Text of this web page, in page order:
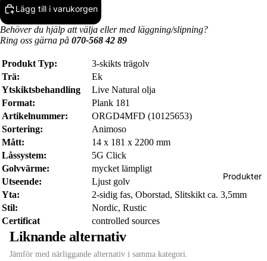
Produkter
Lägg till i varukorgen
Behöver du hjälp att välja eller med läggning/slipning?
Ring oss gärna på 070-568 42 89
Produkt Typ:
3-skikts trägolv
Trä:
Ek
Ytskiktsbehandling
Live Natural olja
Format:
Plank 181
Artikelnummer:
ORGD4MFD (10125653)
Sortering:
Animoso
Mått:
14 x 181 x 2200 mm
Låssystem:
5G Click
Golvvärme:
mycket lämpligt
Utseende:
Ljust golv
Yta:
2-sidig fas, Oborstad, Slitskikt ca. 3,5mm
Stil:
Nordic, Rustic
Certificat
controlled sources
Liknande alternativ
Jämför med närliggande alternativ i samma kategori.